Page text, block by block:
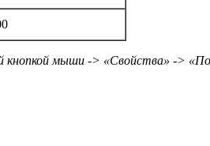
мыши -> «Свойства» ->